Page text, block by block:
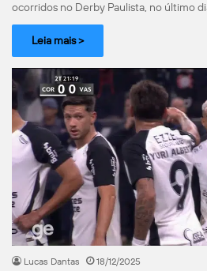
ocorridos no Derby Paulista, no último
Leia mais >
Lucas Dantas 18/12/2025